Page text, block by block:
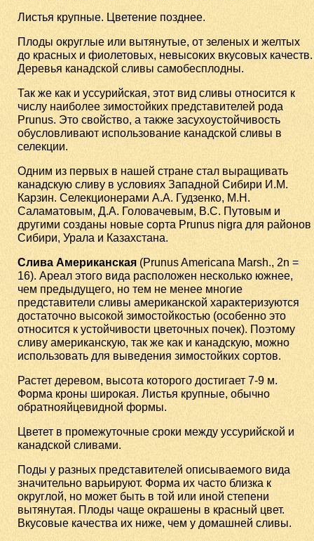
Листья крупные. Цветение позднее.
Плоды округлые или вытянутые, от зеленых и желтых
до красных и фиолетовых, невысоких вкусовых качеств.
Деревья канадской сливы самобесплодны.
Так же как и уссурийская, этот вид сливы относится к
числу наиболее зимостойких представителей рода
Prunus. Это свойство, а также засухоустойчивость
обусловливают использование канадской сливы в
селекции.
Одним из первых в нашей стране стал выращивать
канадскую сливу в условиях Западной Сибири И.М.
Карзин. Селекционерами А.А. Гудзенко, М.Н.
Саламатовым, Д.А. Головачевым, В.С. Путовым и
другими созданы новые сорта Prunus nigra для районов
Сибири, Урала и Казахстана.
Слива Американская (Prunus Americana Marsh., 2n =
16). Ареал этого вида расположен несколько южнее,
чем предыдущего, но тем не менее многие
представители сливы американской характеризуются
достаточно высокой зимостойкостью (особенно это
относится к устойчивости цветочных почек). Поэтому
сливу американскую, так же как и канадскую, можно
использовать для выведения зимостойких сортов.
Растет деревом, высота которого достигает 7-9 м.
Форма кроны широкая. Листья крупные, обычно
обратнояйцевидной формы.
Цветет в промежуточные сроки между уссурийской и
канадской сливами.
Поды у разных представителей описываемого вида
значительно варьируют. Форма их часто близка к
округлой, но может быть в той или иной степени
вытянутая. Плоды чаще окрашены в красный цвет.
Вкусовые качества их ниже, чем у домашней сливы.